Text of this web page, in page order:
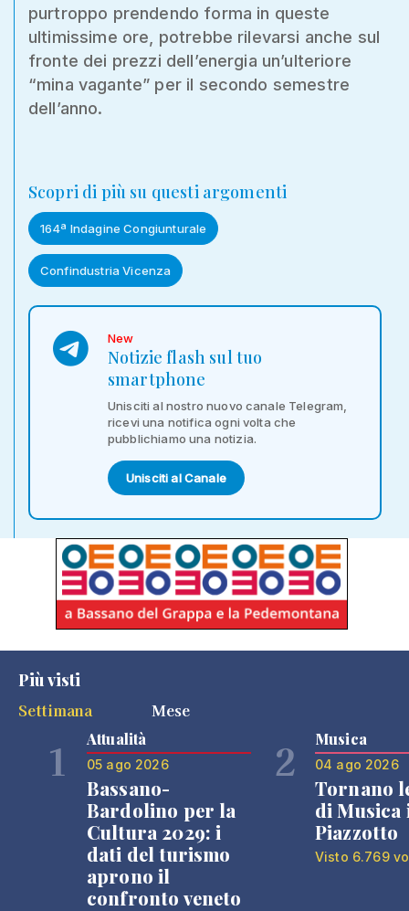
purtroppo prendendo forma in queste
ultimissime ore, potrebbe rilevarsi anche sul
fronte dei prezzi dell’energia un’ulteriore
“mina vagante” per il secondo semestre
dell’anno.
Scopri di più su questi argomenti
164ª Indagine Congiunturale
Confindustria Vicenza
New
Notizie flash sul tuo
smartphone
Unisciti al nostro nuovo canale Telegram,
ricevi una notifica ogni volta che
pubblichiamo una notizia.
Unisciti al Canale
Più visti
Settimana
Mese
1 Attualità
05 ago 2026
Bassano-
Bardolino per la
Cultura 2029: i
dati del turismo
aprono il
confronto veneto
2 Musica
04 ago 2026
Tornano
di Musica
Piazzotto
Visto 6.769